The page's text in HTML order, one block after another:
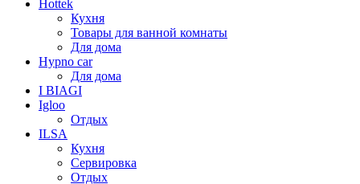
Hottek
Кухня
Товары для ванной комнаты
Для дома
Hypno car
Для дома
I BIAGI
Igloo
Отдых
ILSA
Кухня
Сервировка
Отдых